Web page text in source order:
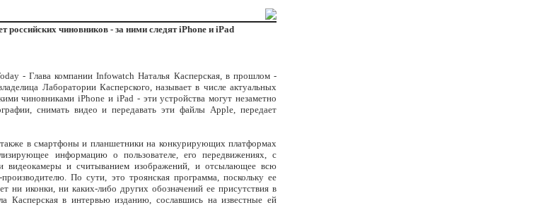
российских чиновников - за ними следят iPhone и iPad
- Глава компании Infowatch Наталья Касперская, в прошлом -
Лаборатории Касперского, называет в числе актуальных
чиновниками iPhone и iPad - эти устройства могут незаметно
снимать видео и передавать эти файлы Apple, передает
в смартфоны и планшетники на конкурирующих платформах
информацию о пользователе, его передвижениях, с
видеокамеры и считыванием изображений, и отсылающее всю
По сути, это троянская программа, поскольку ее
ни иконки, ни каких-либо других обозначений ее присутствия в
Касперская в интервью изданию, сославшись на известные ей